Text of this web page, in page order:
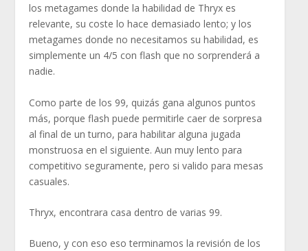
los metagames donde la habilidad de Thryx es
relevante, su coste lo hace demasiado lento; y los
metagames donde no necesitamos su habilidad, es
simplemente un 4/5 con flash que no sorprenderá a
nadie.
Como parte de los 99, quizás gana algunos puntos
más, porque flash puede permitirle caer de sorpresa
al final de un turno, para habilitar alguna jugada
monstruosa en el siguiente. Aun muy lento para
competitivo seguramente, pero si valido para mesas
casuales.
Thryx, encontrara casa dentro de varias 99.
Bueno, y con eso eso terminamos la revisión de los